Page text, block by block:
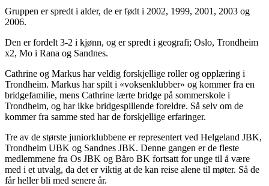
Gruppen er spredt i alder, de er født i 2002, 1999, 2001, 2003 og
2006.
Den er fordelt 3-2 i kjønn, og er spredt i geografi; Oslo, Trondheim
x2, Mo i Rana og Sandnes.
Cathrine og Markus har veldig forskjellige roller og opplæring i
Trondheim. Markus har spilt i «voksenklubber» og kommer fra en
bridgefamilie, mens Cathrine lærte bridge på sommerskole i
Trondheim, og har ikke bridgespillende foreldre. Så selv om de
kommer fra samme sted har de forskjellige erfaringer.
Tre av de største juniorklubbene er representert ved Helgeland JBK,
Trondheim UBK og Sandnes JBK. Denne gangen er de fleste
medlemmene fra Os JBK og Båro BK fortsatt for unge til å være
med i et utvalg, da det er viktig at de kan reise alene til møter. Så de
får heller bli med senere år.